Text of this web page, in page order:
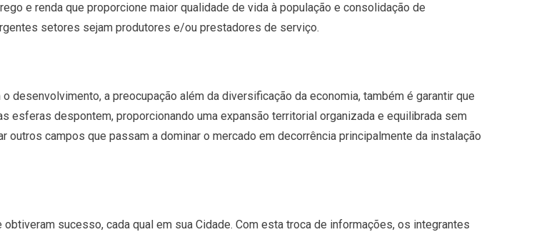
e renda que proporcione maior qualidade de vida à população e consolidação de
setores sejam produtores e/ou prestadores de serviço.
o desenvolvimento, a preocupação além da diversificação da economia, também é garantir que
esferas despontem, proporcionando uma expansão territorial organizada e equilibrada sem
outros campos que passam a dominar o mercado em decorrência principalmente da instalação
sucesso, cada qual em sua Cidade. Com esta troca de informações, os integrantes